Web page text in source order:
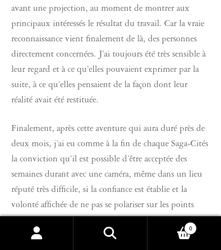
avant une projection, au moment de montrer aux
principaux intéressés le résultat du travail. Car la vraie
reconnaissance vient finalement de là, des personnes
directement concernées. J’ai toujours été très sensible à
leur regard et à ce qu’elles pouvaient exprimer par la
suite, à ce qu’elles pensaient de la façon dont leur
réalité avait été restituée.
Finalement, après cette aventure qui aura duré près de
deux mois, j’ai eu comme à la fin de chaque Saga-Cités
la conviction qu’il est possible d’être acceptée des
semaines durant avec une caméra, même dans un lieu
réputé très difficile, si la confiance est établie et la
volonté affichée de ne pas se polariser sur les points
noirs saillants. Qu’en décidant de partir du postulat
inverse et en donnant la possibilité aux gens de
Recherche
Recherche
0